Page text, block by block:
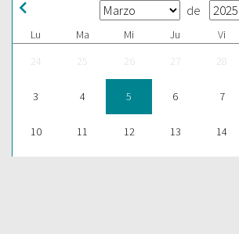
de
Lu Ma Mi Ju Vi
24
25 26 27 28
3 4 5 6 7
10 11 12 13 14